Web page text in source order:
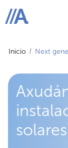
ABANCA
Inicio Next